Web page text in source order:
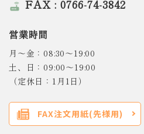
router FAX : 0766-74-3842
営業時間
月～金：08:30～19:00
土、日：09:00～19:00
（定休日：1月1日）
FAX注文用紙(先様用)